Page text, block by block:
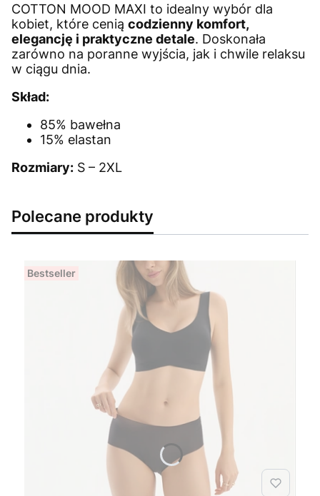
COTTON MOOD MAXI to idealny wybór dla
kobiet, które cenią codzienny komfort,
elegancję i praktyczne detale. Doskonała
zarówno na poranne wyjścia, jak i chwile relaksu
w ciągu dnia.
Skład:
85% bawełna
15% elastan
Rozmiary: S – 2XL
Polecane produkty
Bestseller